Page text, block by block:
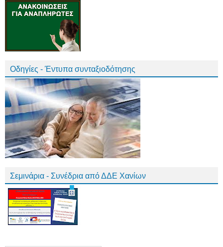
Οδηγίες - Έντυπα συνταξιοδότησης
Σεμινάρια - Συνέδρια από ΔΔΕ Χανίων